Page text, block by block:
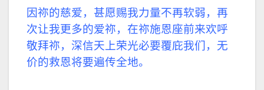
因祢的慈爱，甚愿赐我力量不再软弱，再
次让我更多的爱祢，在祢施恩座前来欢呼
敬拜祢，深信天上荣光必要覆庇我们，无
价的救恩将要遍传全地。